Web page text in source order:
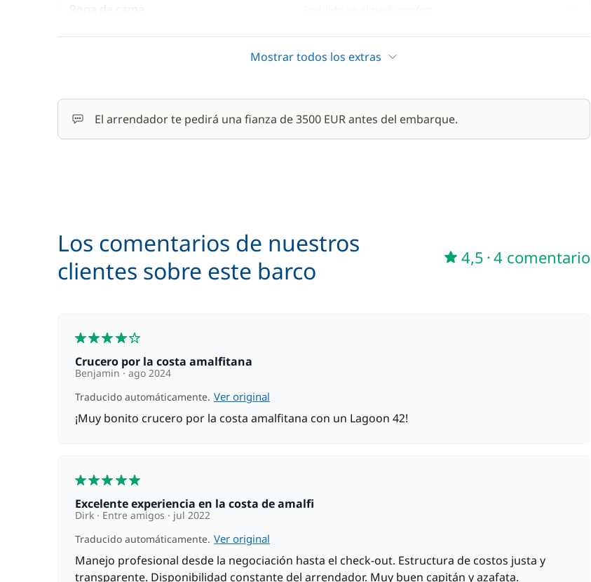
Ropa de cama
Animales de compañía 220,00 €
Barbacoa 110,00 €
Parking Coches
Mostrar todos los extras
El arrendador te pedirá una fianza de 3500 EUR antes del embarque.
Los comentarios de nuestros
clientes sobre este barco
4,5 ·4 comentario
Crucero por la costa amalfitana
Benjamin ago 2024
Traducido automáticamente. Ver original
¡Muy bonito crucero por la costa amalfitana con un Lagoon 42!
Excelente experiencia en la costa de amalfi
Dirk Entre amigos
jul 2022
Traducido automáticamente. Ver original
Manejo profesional desde la negociación hasta el check-out. Estructura de costos justa y
transparente. Disponibilidad constante del arrendador. Muy buen capitán y azafata.